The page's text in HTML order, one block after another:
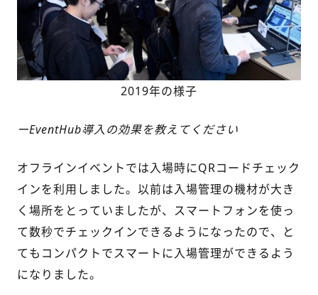
2019年の様子
ーEventHub導入の効果を教えてください
オフラインイベントでは入場時にQRコードチェック
インを利用しました。以前は入場管理の機材が大き
く場所をとっていましたが、スマートフォンを使っ
て数秒でチェックインできるようになったので、と
てもコンパクトでスマートに入場管理ができるよう
になりました。